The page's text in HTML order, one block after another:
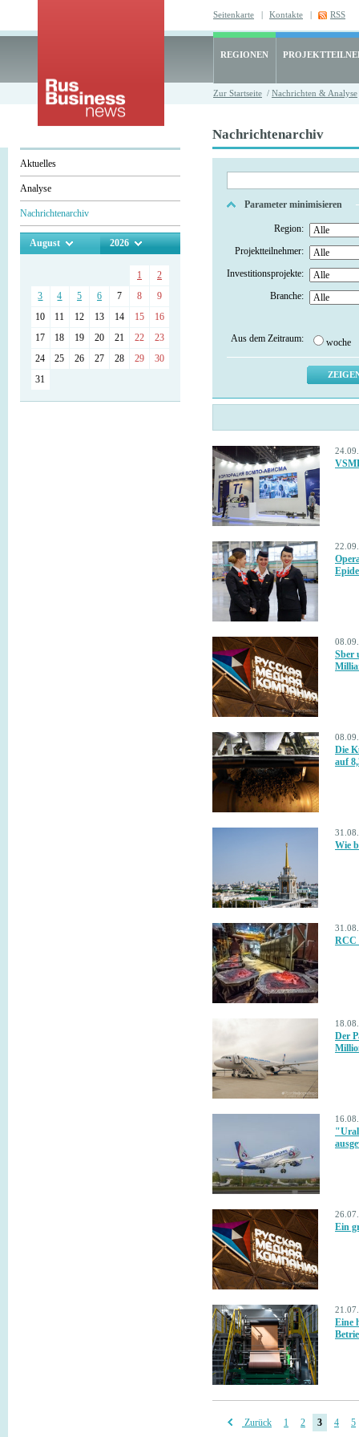
Seitenkarte | Kontakte | RSS
REGIONEN
Zur Startseite / Nachrichten & Analyse
Aktuelles
Analyse
Nachrichtenarchiv
August 2026
1
2
3
4 5 6 7 8
9
10
11 12 13 14 15
16
17
18 19 20 21 22
23
24
25 26 27 28 29
30
31
Nachrichtenarchiv
Parameter minimisieren
Region:
Projektteilnehmer:
Investitionsprojekte:
Branche:
Aus dem Zeitraum: woche
Sber
Die
auf
Wie
RCC
Der
"Ural
Ein
Eine
Zurück 1 2 3 4 5